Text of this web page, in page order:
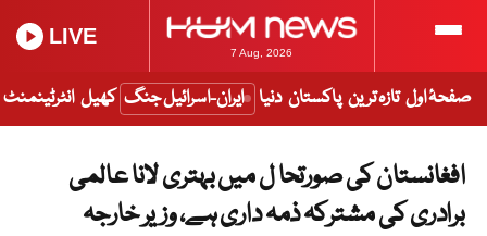
7 Aug, 2026
LIVE
صفحۂ اول تازہ ترین پاکستان دنیا ایران-اسرائیل جنگ کھیل انٹرٹینمنٹ
افغانستان کی صورتحا ل میں بہتری لانا عالمی
برادری کی مشترکہ ذمہ داری ہے، وزیر خارجہ